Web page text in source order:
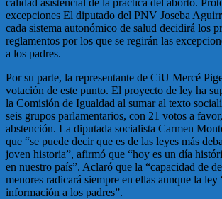
excepciones El diputado del PNV Joseba
cada sistema autonómico de salud decidirá los
reglamentos por los que se regirán las
a los padres.
Por su parte, la representante de CiU Mercé
votación de este punto. El proyecto de ley ha
la Comisión de Igualdad al sumar al texto
seis grupos parlamentarios, con 21 votos a
abstención. La diputada socialista Carmen
que “se puede decir que es de las leyes más
joven historia”, afirmó que “hoy es un día
en nuestro país”. Aclaró que la “capacidad de
menores radicará siempre en ellas aunque la ley
información a los padres”.